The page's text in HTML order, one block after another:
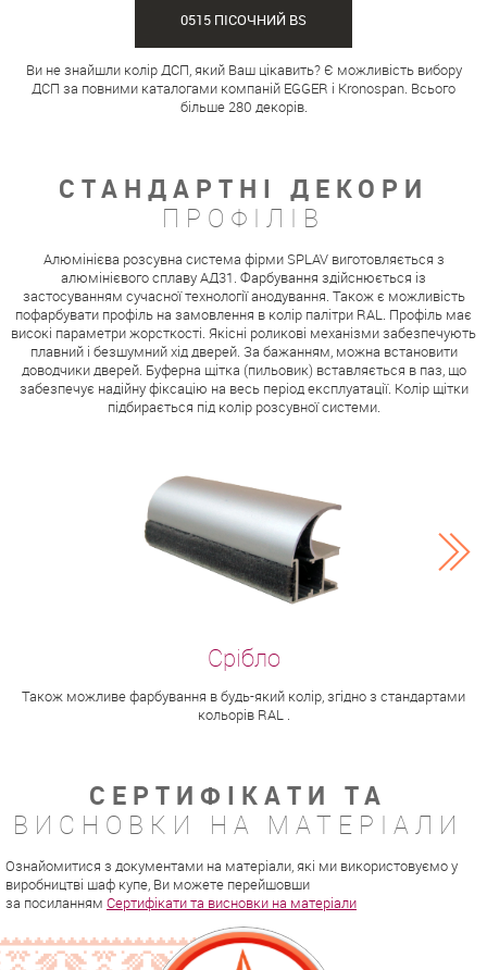
0515 ПІСОЧНИЙ BS
Ви не знайшли колір ДСП, який Ваш цікавить? Є можливість вибору
ДСП за повними каталогами компаній EGGER і Kronospan. Всього
більше 280 декорів.
СТАНДАРТНІ ДЕКОРИ
ПРОФІЛІВ
Алюмінієва розсувна система фірми SPLAV виготовляється з
алюмінієвого сплаву АД31. Фарбування здійснюється із
застосуванням сучасної технології анодування. Також є можливість
пофарбувати профіль на замовлення в колір палітри RAL. Профіль має
високі параметри жорсткості. Якісні роликові механізми забезпечують
плавний і безшумний хід дверей. За бажанням, можна встановити
доводчики дверей. Буферна щітка (пильовик) вставляється в паз, що
забезпечує надійну фіксацію на весь період експлуатації. Колір щітки
підбирається під колір розсувної системи.
Також можливе фарбування в будь-який колір, згідно з стандартами
кольорів RAL .
СЕРТИФІКАТИ ТА
ВИСНОВКИ НА МАТЕРІАЛИ
Ознайомитися з документами на матеріали, які ми використовуємо у
виробництві шаф купе, Ви можете перейшовши
за посиланням Сертифікати та висновки на матеріали